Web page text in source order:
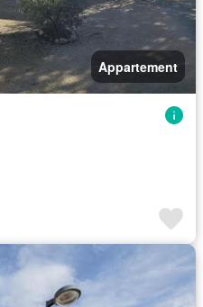
Appartement